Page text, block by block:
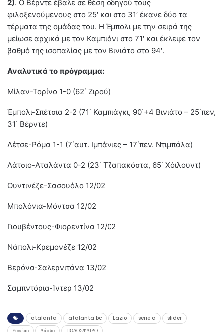
2). Ο Βέρντε έβαλε σε θέση οδηγού τους
φιλοξενούμενους στο 25′ και στο 31′ έκανε δύο τα
τέρματα της ομάδας του. Η Έμπολι με την σειρά της
μείωσε αρχικά με τον Καμπιάνι στο 71′ και έκλεψε τον
βαθμό της ισοπαλίας με τον Βινιάτο στο 94′.
Αναλυτικά το πρόγραμμα:
Μίλαν-Τορίνο 1-0 (62΄ Ζιρού)
Έμπολι-Σπέτσια 2-2 (71΄ Καμπιάγκι, 90΄+4 Βινιάτο – 25΄πεν,
31΄ Βέρντε)
Λέτσε-Ρόμα 1-1 (7΄αυτ. Ιμπάνιες – 17΄πεν. Ντιμπάλα)
Λάτσιο-Αταλάντα 0-2 (23΄ Τζαπακόστα, 65΄ Χόιλουντ)
Ουντινέζε-Σασουόλο 12/02
Μπολόνια-Μόντσα 12/02
Γιουβέντους-Φιορεντίνα 12/02
Νάπολι-Κρεμονέζε 12/02
Βερόνα-Σαλερνιτάνα 13/02
Σαμπντόρια-Ίντερ 13/02
atalanta atalanta bc Lazio serie a
slider
Ευρώπη
Λάτσιο ΠΟΔΟΣΦΑΙΡΟ